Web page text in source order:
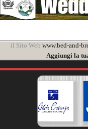
il Sito Web www.bed-and-
Aggiungi la